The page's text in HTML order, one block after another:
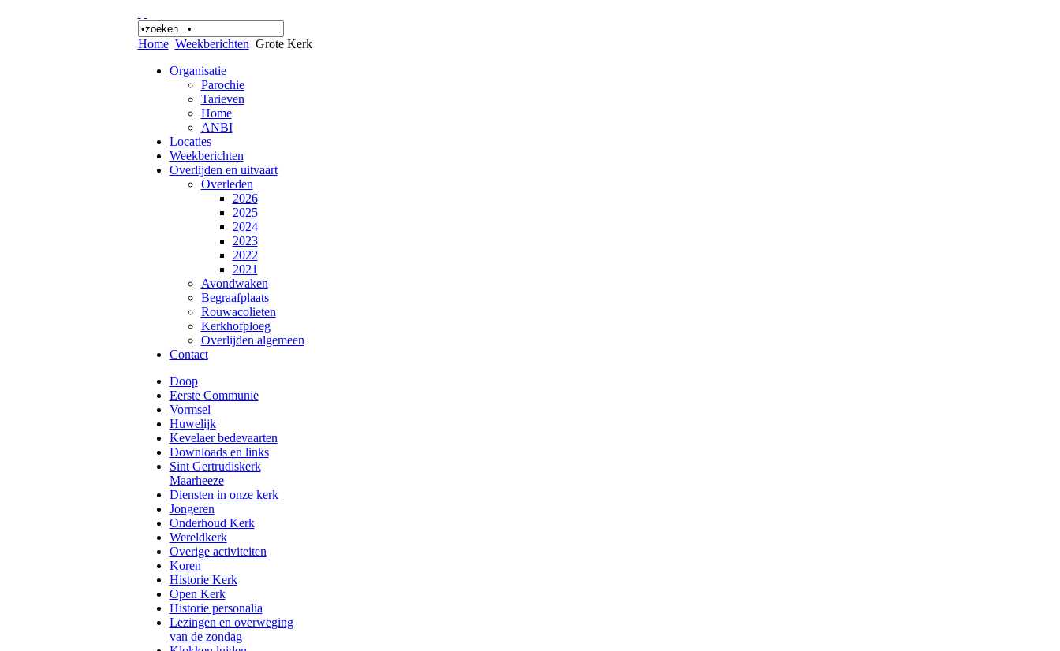
Home Weekberichten Grote Kerk
Organisatie
Parochie
Tarieven
Home
ANBI
Locaties
Weekberichten
Overlijden en uitvaart
Overleden
2026
2025
2024
2023
2022
2021
Avondwaken
Begraafplaats
Rouwacolieten
Kerkhofploeg
Overlijden algemeen
Contact
Doop
Eerste Communie
Vormsel
Huwelijk
Kevelaer bedevaarten
Downloads en links
Sint Gertrudiskerk
Maarheeze
Diensten in onze kerk
Jongeren
Onderhoud Kerk
Wereldkerk
Overige activiteiten
Koren
Historie Kerk
Open Kerk
Historie personalia
Lezingen en overweging
van de zondag